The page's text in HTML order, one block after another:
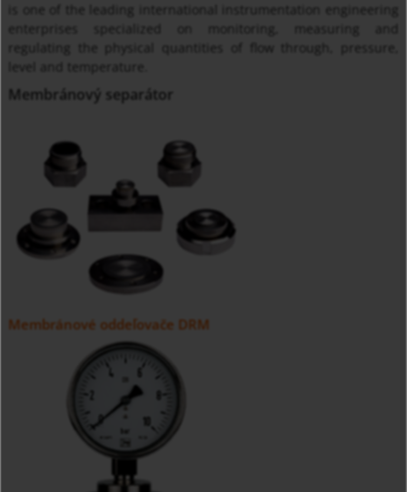
is one of the leading international instrumentation engineering
enterprises specialized on monitoring, measuring and
regulating the physical quantities of flow through, pressure,
level and temperature.
Membránový separátor
Membránové oddeľovače DRM